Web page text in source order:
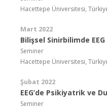
Hacettepe Üniversitesi,
Mart 2022
Bilişsel Sinirbilimde
Seminer
Hacettepe Üniversitesi,
Şubat 2022
EEG’de Psikiyatrik ve
Seminer